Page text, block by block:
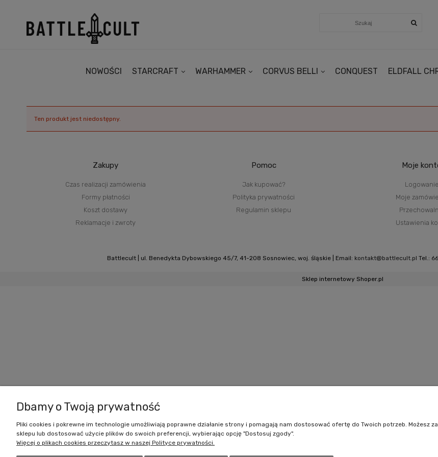
NOWOŚCI STARCRAFT WARHAMMER CORVUS BELLI CONQUEST ELDFALL
Ten produkt jest niedostępny.
Zakupy
Czas realizacji zamówienia
Formy płatności
Koszt dostawy
Reklamacje i zwroty
Pomoc
Jak kupować?
Polityka prywatności
Regulamin sklepu
Moje
Logowanie
Moje
Ustawienia
Battlecult | ul. Benedykta Dybowskiego 45/7, 41-208 Sosnowiec, woj. śląskie | Email: kontakt@battlecult.pl Tel.:
Sklep internetowy Shoper.pl
Dbamy o Twoją prywatność
Pliki cookies i pokrewne im technologie umożliwiają poprawne działanie strony i pomagają nam dostosować ofertę do Twoich potrzeb.
sklepu lub dostosować użycie plików do swoich preferencji, wybierając opcję "Dostosuj zgody".
Więcej o plikach cookies przeczytasz w naszej Polityce prywatności.